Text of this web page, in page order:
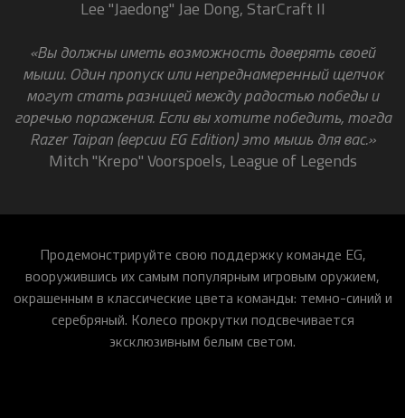
Lee "Jaedong" Jae Dong, StarCraft II
«Вы должны иметь возможность доверять своей
мыши. Один пропуск или непреднамеренный щелчок
могут стать разницей между радостью победы и
горечью поражения. Если вы хотите победить, тогда
Razer Taipan (версии EG Edition) это мышь для вас.»
Mitch "Krepo" Voorspoels, League of Legends
Продемонстрируйте свою поддержку команде EG,
вооружившись их самым популярным игровым оружием,
окрашенным в классические цвета команды: темно-синий и
серебряный. Колесо прокрутки подсвечивается
эксклюзивным белым светом.